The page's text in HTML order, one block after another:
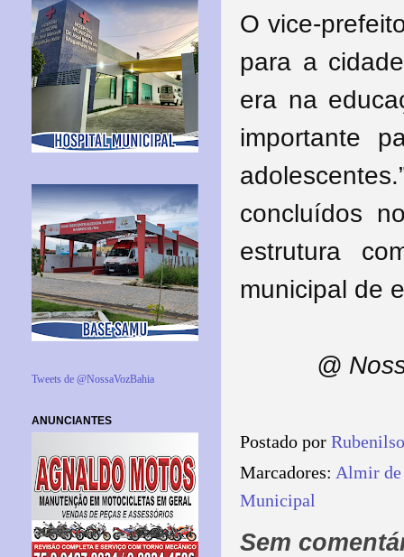
O vice-
para a
era na
importante
concluídos
estrutura
municipal de
@
Postado por
Marcadores: Almir
Municipal
Sem
Tweets de @NossaVozBahia
ANUNCIANTES